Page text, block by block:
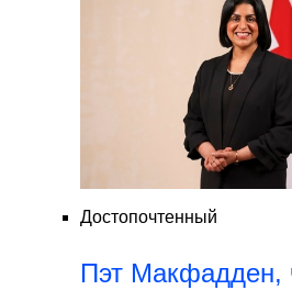
Достопочтенный
Пэт Макфадден,